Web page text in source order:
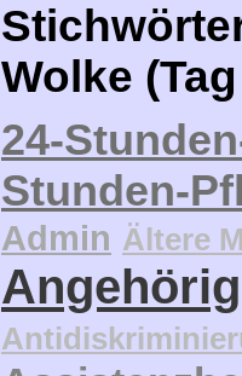
Wolke
24-
Stunden-
Admin Ältere